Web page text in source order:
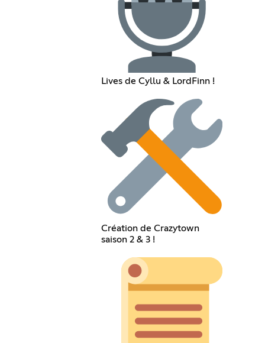
Lives de Cyllu & LordFinn !
Création de Crazytown
saison 2 & 3 !